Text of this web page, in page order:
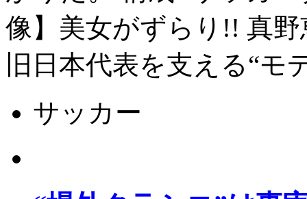
像】美女がずらり!! 真
旧日本代表を支える“
サッカー